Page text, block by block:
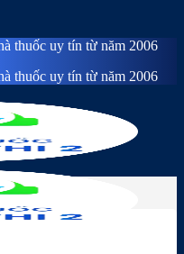
thuốc uy tín từ năm 2006
thuốc uy tín từ năm 2006